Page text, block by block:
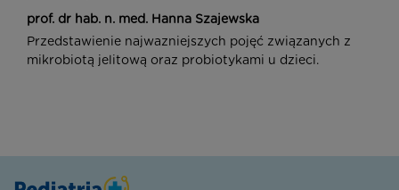
prof. dr hab. n. med. Hanna Szajewska
Przedstawienie najwazniejszych pojęć związanych z
mikrobiotą jelitową oraz probiotykami u dzieci.